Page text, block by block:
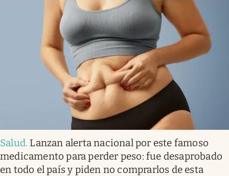
Salud. Lanzan alerta nacional por este famoso
medicamento para perder peso: fue desaprobado
en todo el país y piden no comprarlos de esta